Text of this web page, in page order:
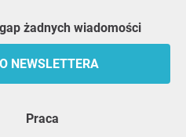
żadnych wiadomości
NEWSLETTERA
praca